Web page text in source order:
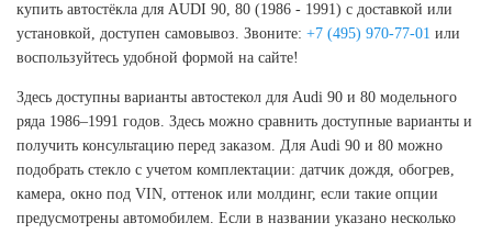
купить автостёкла для AUDI 90, 80 (1986 - 1991) с доставкой или
установкой, доступен самовывоз. Звоните: +7 (495) 970-77-01 или
воспользуйтесь удобной формой на сайте!
Здесь доступны варианты автостекол для Audi 90 и 80 модельного
ряда 1986–1991 годов. Здесь можно сравнить доступные варианты и
получить консультацию перед заказом. Для Audi 90 и 80 можно
подобрать стекло с учетом комплектации: датчик дождя, обогрев,
камера, окно под VIN, оттенок или молдинг, если такие опции
предусмотрены автомобилем. Если в названии указано несколько